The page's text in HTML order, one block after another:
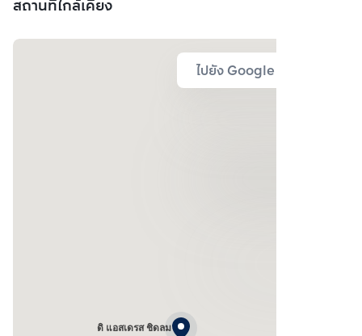
สถานที่ใกล้เคียง
ไปยัง Google Map
ดิ แอสเดรส ชิดลม